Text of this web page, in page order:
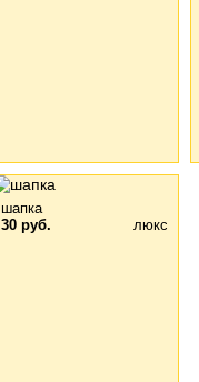
шапка
люкс
30 руб.